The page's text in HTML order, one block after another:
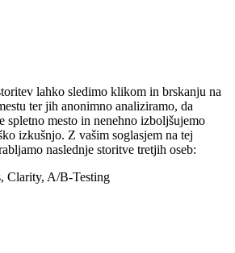
lahko sledimo klikom in brskanju na
ter jih anonimno analiziramo, da
spletno mesto in nenehno izboljšujemo
izkušnjo. Z vašim soglasjem na tej
naslednje storitve tretjih oseb:
Clarity, A/B-Testing